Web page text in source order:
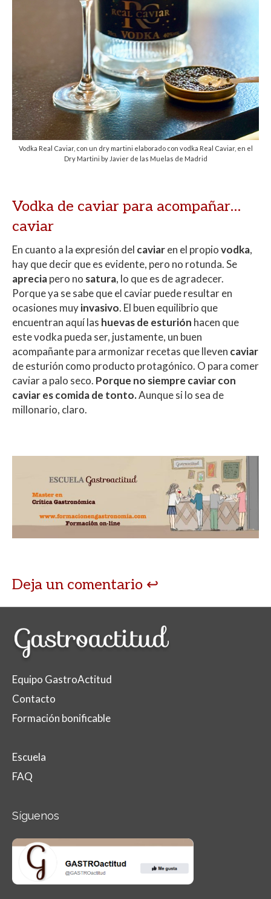
Vodka Real Caviar, con un dry martini elaborado con vodka Real Caviar, en el
Dry Martini by Javier de las Muelas de Madrid
Vodka de caviar para acompañar…
caviar
En cuanto a la expresión del caviaren el propiovodka,
hay que decir que es evidente, pero no rotunda. Se
apreciapero no satura, lo que es de agradecer.
Porque ya se sabe que el caviar puede resultar en
ocasiones muyinvasivo. El buen equilibrio que
encuentran aquí las huevas de esturión hacen que
este vodka pueda ser, justamente, un buen
acompañante para armonizar recetas que lleven caviar
de esturión como producto protagónico. O para comer
caviar a palo seco. Porque no siempre caviar con
caviar es comida de tonto.Aunque si lo sea de
millonario, claro.
Deja un comentario
Equipo GastroActitud
Contacto
Formación bonificable
Escuela
FAQ
Síguenos